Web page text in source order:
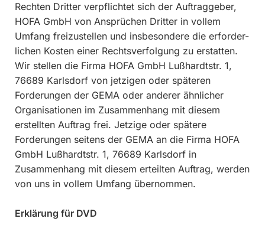
Rechten Dritter verpflichtet sich der Auftraggeber,
HOFA GmbH von Ansprüchen Dritter in vollem
Umfang freizustellen und insbesondere die erforder-
lichen Kosten einer Rechtsverfolgung zu erstatten.
Wir stellen die Firma HOFA GmbH Lußhardtstr. 1,
76689 Karlsdorf von jetzigen oder späteren
Forderungen der GEMA oder anderer ähnlicher
Organisationen im Zusammenhang mit diesem
erstellten Auftrag frei. Jetzige oder spätere
Forderungen seitens der GEMA an die Firma HOFA
GmbH Lußhardtstr. 1, 76689 Karlsdorf in
Zusammenhang mit diesem erteilten Auftrag, werden
von uns in vollem Umfang übernommen.
Erklärung für DVD